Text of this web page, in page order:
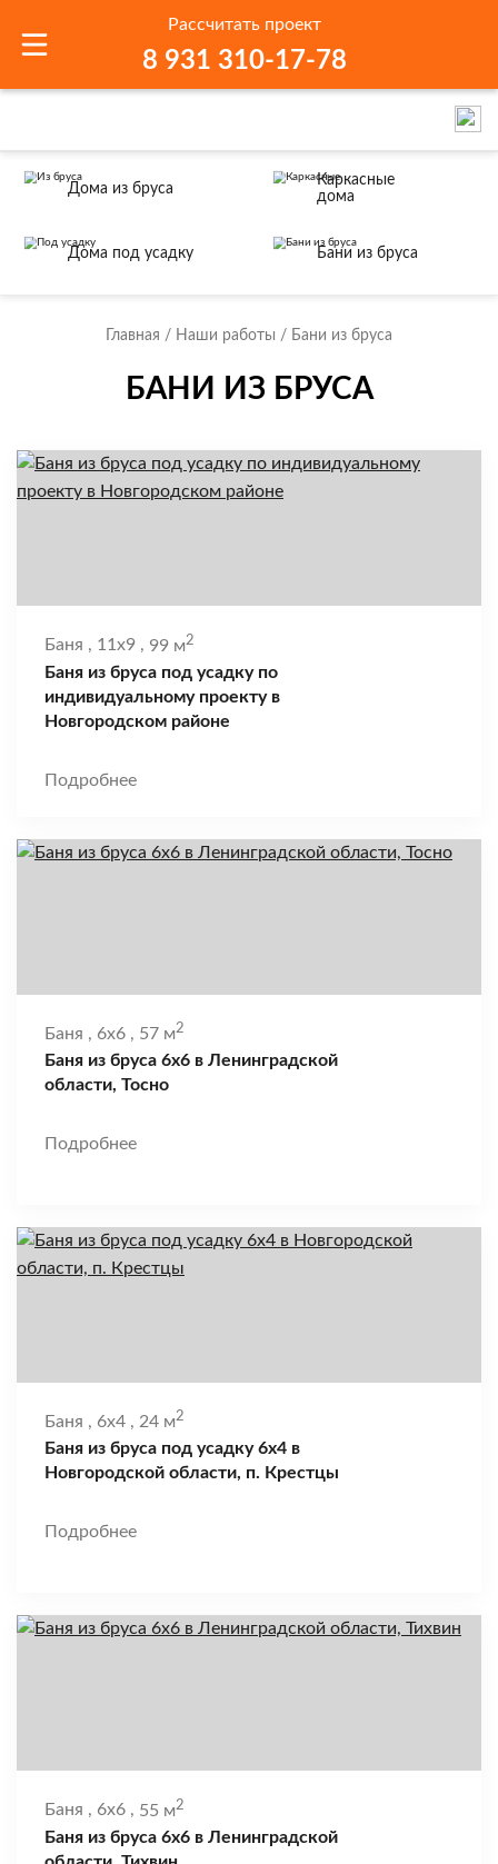
Рассчитать проект
8 931 310-17-78
Дома из бруса
Каркасные
дома
Дома под усадку Бани из бруса
Главная Наши работы Бани из бруса
БАНИ ИЗ БРУСА
Баня , 11x9 , 99 м2
Баня из бруса под усадку по
индивидуальному проекту в
Новгородском районе
Подробнее
Баня , 6x6 , 57 м2
Баня из бруса 6х6 в Ленинградской
области, Тосно
Подробнее
Баня , 6x4 , 24 м2
Баня из бруса под усадку 6х4 в
Новгородской области, п. Крестцы
Подробнее
Баня , 6x6 , 55 м2
Баня из бруса 6х6 в Ленинградской